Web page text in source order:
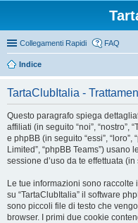
Collegamenti Rapidi FAQ
Indice
TartaClubItalia -
Questo paragrafo spiega
affiliati (in seguito “noi”, “nostro”,
e phpBB (in seguito “essi”, “loro”,
Limited”, “phpBB Teams”)
sessione d’uso da te effettuata
Le tue informazioni sono
su “TartaClubItalia” il software
sono piccoli file di testo che
browser. I primi due cookie